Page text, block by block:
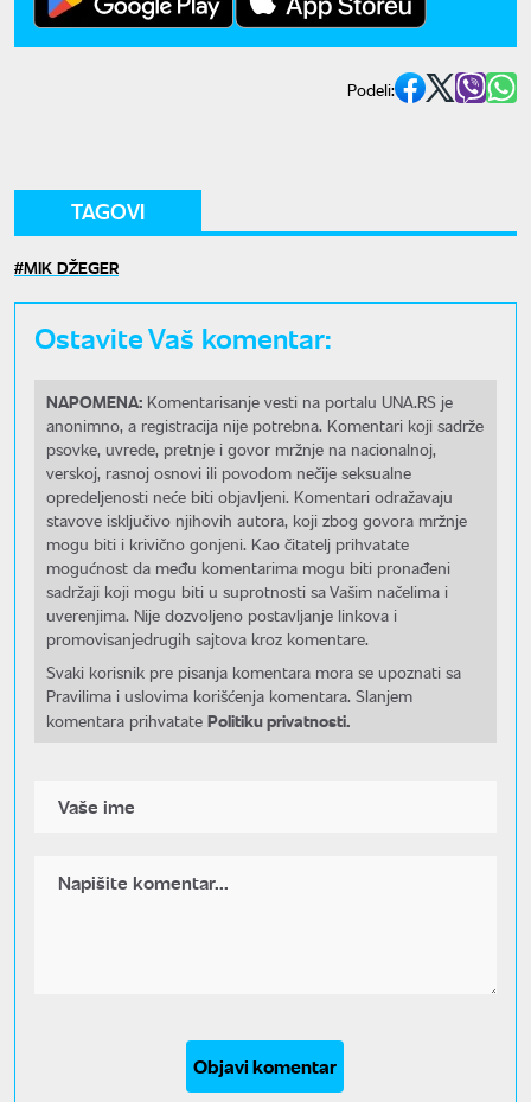
Podeli:
TAGOVI
MIK DŽEGER
Ostavite Vaš komentar:
NAPOMENA: Komentarisanje vesti na portalu UNA.RS je
anonimno, a registracija nije potrebna. Komentari koji sadrže
psovke, uvrede, pretnje i govor mržnje na nacionalnoj,
verskoj, rasnoj osnovi ili povodom nečije seksualne
opredeljenosti neće biti objavljeni. Komentari odražavaju
stavove isključivo njihovih autora, koji zbog govora mržnje
mogu biti i krivično gonjeni. Kao čitatelj prihvatate
mogućnost da među komentarima mogu biti pronađeni
sadržaji koji mogu biti u suprotnosti sa Vašim načelima i
uverenjima. Nije dozvoljeno postavljanje linkova i
promovisanjedrugih sajtova kroz komentare.
Svaki korisnik pre pisanja komentara mora se upoznati sa
Pravilima i uslovima korišćenja komentara. Slanjem
komentara prihvatate Politiku privatnosti.
Objavi komentar